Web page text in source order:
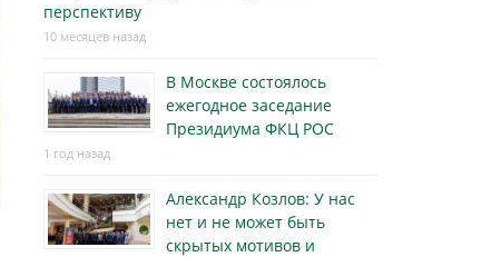
перспективу
10 месяцев назад
В Москве состоялось
ежегодное заседание
Президиума ФКЦ РОС
1 год назад
Александр Козлов: У нас
нет и не может быть
скрытых мотивов и